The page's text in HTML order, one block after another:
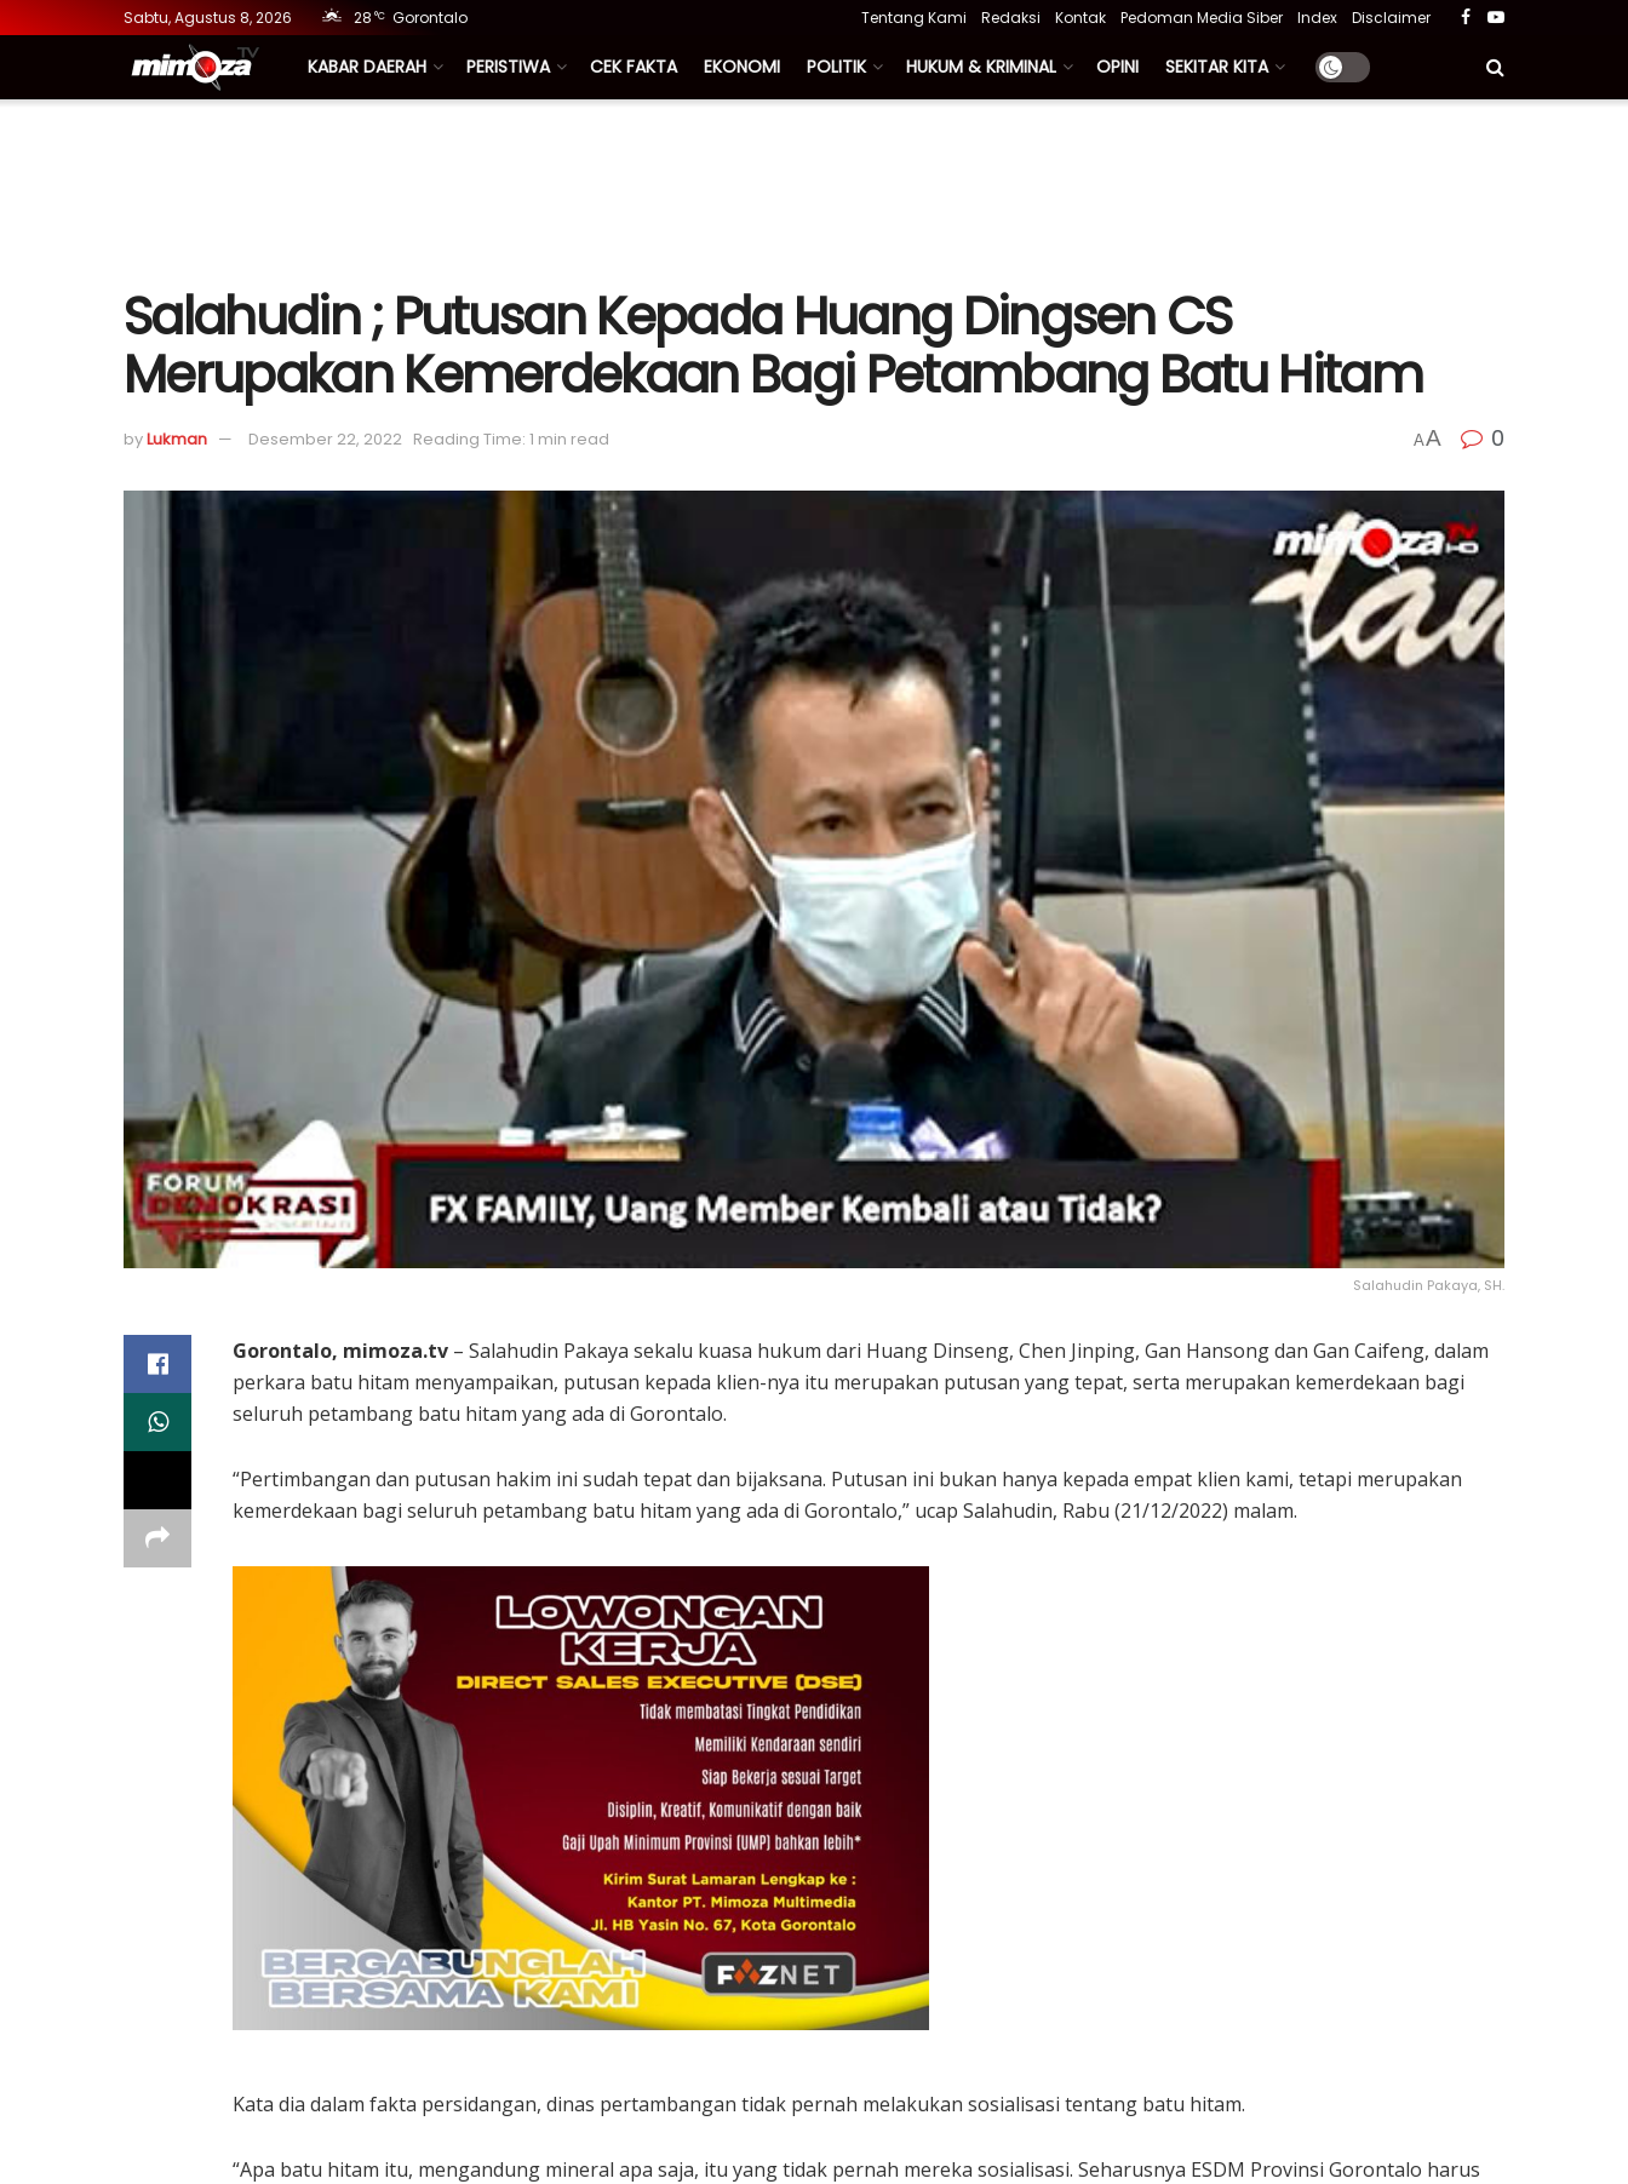
Sabtu, Agustus 8, 2026 28 °C Gorontalo Tentang Kami Redaksi Kontak Pedoman Media Siber Index Disclaimer
KABAR DAERAH PERISTIWA CEK FAKTA EKONOMI POLITIK HUKUM & KRIMINAL OPINI SEKITAR KITA
Salahudin ; Putusan Kepada Huang Dingsen CS
Merupakan Kemerdekaan Bagi Petambang Batu Hitam
byLukman Desember 22, 2022 Reading Time: 1 min read AA 0
Salahudin Pakaya, SH.
Gorontalo, mimoza.tv – Salahudin Pakaya sekalu kuasa hukum dari Huang Dinseng, Chen Jinping, Gan Hansong dan Gan Caifeng, dalam
perkara batu hitam menyampaikan, putusan kepada klien-nya itu merupakan putusan yang tepat, serta merupakan kemerdekaan bagi
seluruh petambang batu hitam yang ada di Gorontalo.
“Pertimbangan dan putusan hakim ini sudah tepat dan bijaksana. Putusan ini bukan hanya kepada empat klien kami, tetapi merupakan
kemerdekaan bagi seluruh petambang batu hitam yang ada di Gorontalo,” ucap Salahudin, Rabu (21/12/2022) malam.
Kata dia dalam fakta persidangan, dinas pertambangan tidak pernah melakukan sosialisasi tentang batu hitam.
“Apa batu hitam itu, mengandung mineral apa saja, itu yang tidak pernah mereka sosialisasi. Seharusnya ESDM Provinsi Gorontalo harus